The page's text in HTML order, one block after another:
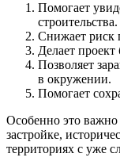
Помогает
строительства.
Снижает риск
Делает проект
Позволяет
в окружении.
Помогает
Особенно это важно
застройке,
территориях с уже